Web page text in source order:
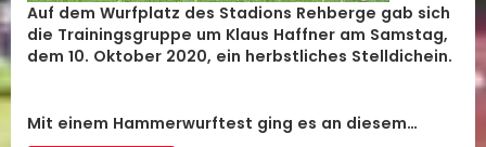
Auf dem Wurfplatz des Stadions Rehberge gab sich
die Trainingsgruppe um Klaus Haffner am Samstag,
dem 10. Oktober 2020, ein herbstliches Stelldichein.
Mit einem Hammerwurftest ging es an diesem…